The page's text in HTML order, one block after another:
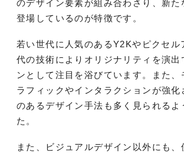
のデザイン要素が組み合わさり、新た
登場しているのが特徴です。
若い世代に人気のあるY2Kやピクセル
代の技術によりオリジナリティを演出
ンとして注目を浴びています。また、
ラフィックやインタラクションが強化
のあるデザイン手法も多く見られるよ
た。
また、ビジュアルデザイン以外にも、